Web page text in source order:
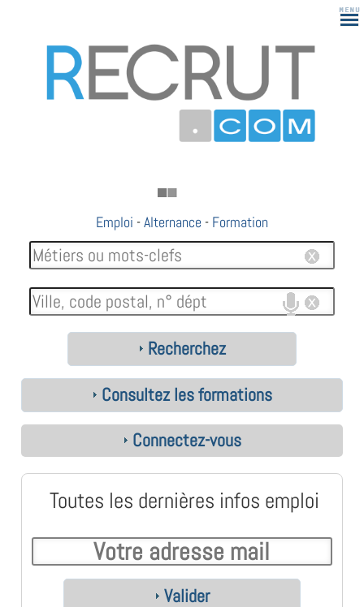
Emploi -Alternance - Formation
Recherchez
Consultez les formations
Connectez-vous
Toutes les dernières infos emploi
Valider